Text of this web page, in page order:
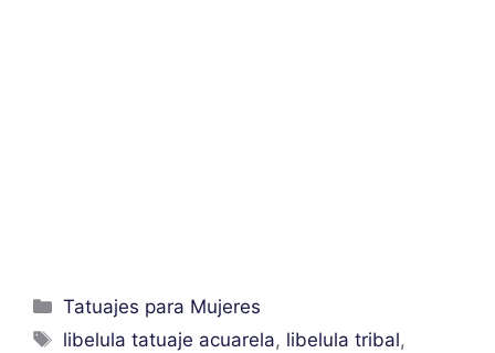
Categorías
Tatuajes para Mujeres
Etiquetas
libelula tatuaje acuarela, libelula tribal,